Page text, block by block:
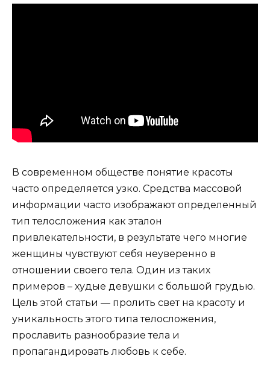
В современном обществе понятие красоты
часто определяется узко. Средства массовой
информации часто изображают определенный
тип телосложения как эталон
привлекательности, в результате чего многие
женщины чувствуют себя неуверенно в
отношении своего тела. Один из таких
примеров – худые девушки с большой грудью.
Цель этой статьи — пролить свет на красоту и
уникальность этого типа телосложения,
прославить разнообразие тела и
пропагандировать любовь к себе.